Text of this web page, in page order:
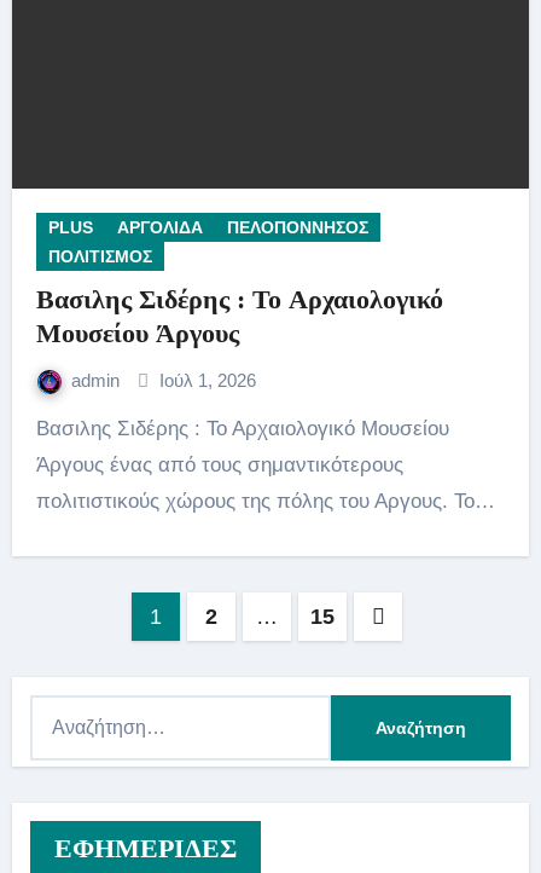
PLUS ΑΡΓΟΛΙΔΑ
ΠΕΛΟΠΟΝΝΗΣΟΣ
ΠΟΛΙΤΙΣΜΟΣ
Βασιλης Σιδέρης : Το Αρχαιολογικό
Μουσείου Άργους
admin Ιούλ 1, 2026
Βασιλης Σιδέρης : Το Αρχαιολογικό Μουσείου
Άργους ένας από τους σημαντικότερους
πολιτιστικούς χώρους της πόλης του Αργους. Το…
Σελιδοποίηση
1 2 … 15
ΕΦΗΜΕΡΙΔΕΣ